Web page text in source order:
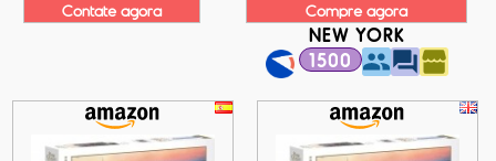
Contate agora Compre agora
NEW YORK
1500